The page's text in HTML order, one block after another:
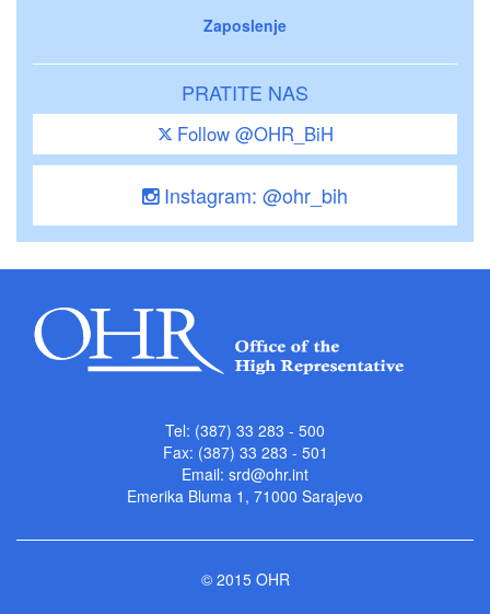
Zaposlenje
PRATITE NAS
Follow @OHR_BiH
Instagram: @ohr_bih
Tel: (387) 33 283 - 500
Fax: (387) 33 283 - 501
Email: srd@ohr.int
Emerika Bluma 1, 71000 Sarajevo
© 2015 OHR